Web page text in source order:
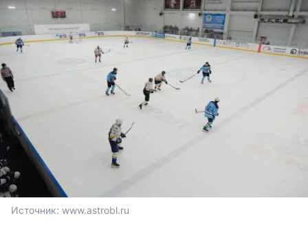
Источник: www.astrobl.ru